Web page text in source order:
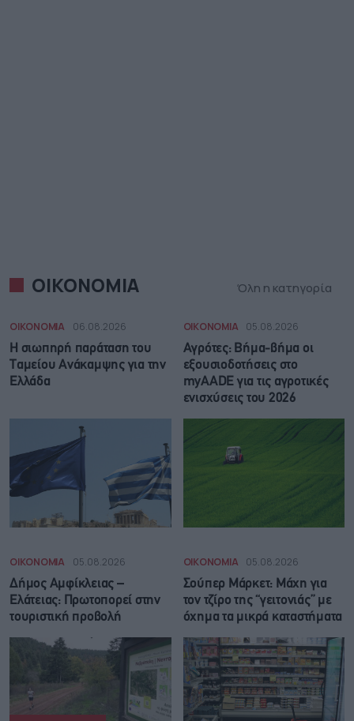
ΟΙΚΟΝΟΜΙΑ Όλη η κατηγορία
ΟΙΚΟΝΟΜΙΑ 06.08.2026
Η σιωπηρή παράταση του
Ταμείου Ανάκαμψης για την
Ελλάδα
ΟΙΚΟΝΟΜΙΑ 05.08.2026
Αγρότες: Βήμα-βήμα οι
εξουσιοδοτήσεις στο
myAADE για τις αγροτικές
ενισχύσεις του 2026
ΟΙΚΟΝΟΜΙΑ 05.08.2026
Δήμος Αμφίκλειας –
Ελάτειας: Πρωτοπορεί στην
τουριστική προβολή
ΟΙΚΟΝΟΜΙΑ 05.08.2026
Σούπερ Μάρκετ: Μάχη για
τον τζίρο της “γειτονιάς” με
όχημα τα μικρά καταστήματα